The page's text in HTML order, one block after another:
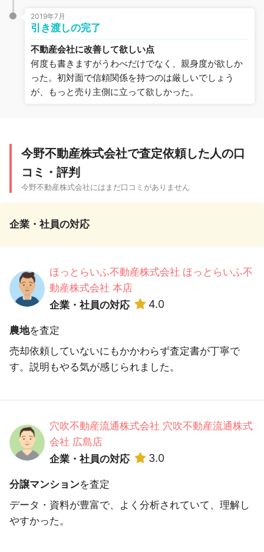
2019年7月
引き渡しの完了
不動産会社に改善して欲しい点
何度も書きますがうわべだけでなく、親身度が欲しか
った。初対面で信頼関係を持つのは厳しいでしょう
が、もっと売り主側に立って欲しかった。
今野不動産株式会社で査定依頼した人の口
コミ・評判
今野不動産株式会社にはまだ口コミがありません
企業・社員の対応
ほっとらいふ不動産株式会社 ほっとらいふ不
動産株式会社 本店
企業・社員の対応
4.0
農地を査定
売却依頼していないにもかかわらず査定書が丁寧で
す。説明もやる気が感じられました。
穴吹不動産流通株式会社 穴吹不動産流通株式
会社 広島店
企業・社員の対応
3.0
分譲マンションを査定
データ・資料が豊富で、よく分析されていて、理解し
やすかった。